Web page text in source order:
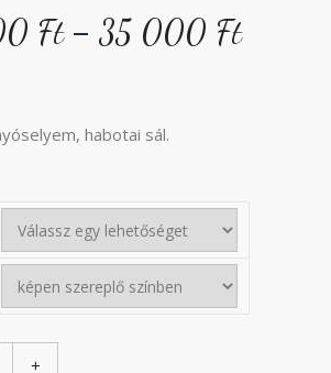
Ft – 35 000 Ft22
habotai sál.